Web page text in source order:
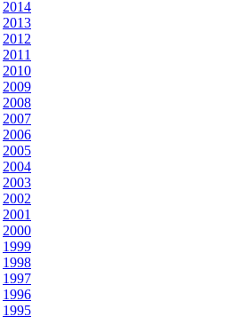
2014
2013
2012
2011
2010
2009
2008
2007
2006
2005
2004
2003
2002
2001
2000
1999
1998
1997
1996
1995